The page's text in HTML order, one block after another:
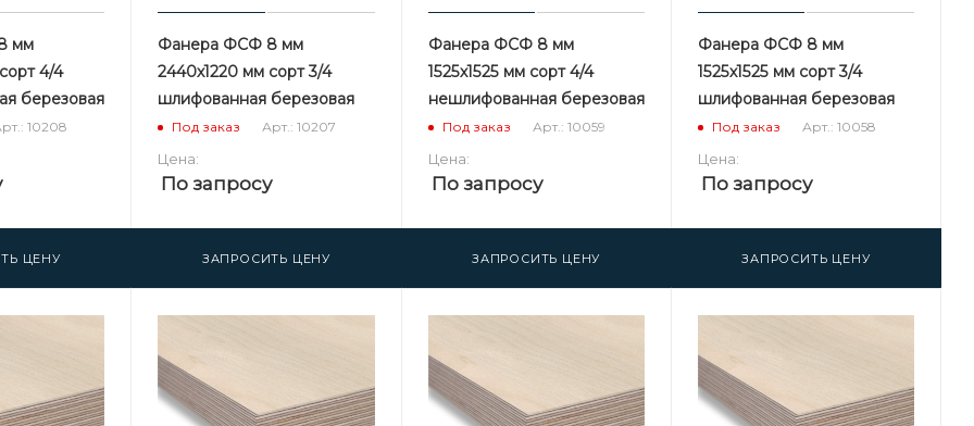
мм
4/4
березовая
10208
ЦЕНУ
Фанера ФСФ 8 мм
2440х1220 мм сорт 3/4
шлифованная березовая
Под заказ Арт.: 10207
Цена:
По запросу
ЗАПРОСИТЬ ЦЕНУ
Фанера ФСФ 8 мм
1525х1525 мм сорт 4/4
нешлифованная березовая
Под заказ Арт.: 10059
Цена:
По запросу
ЗАПРОСИТЬ ЦЕНУ
Фанера ФСФ 8 мм
1525х1525 мм сорт 3/4
шлифованная березовая
Под заказ Арт.: 10058
Цена:
По запросу
ЗАПРОСИТЬ ЦЕНУ